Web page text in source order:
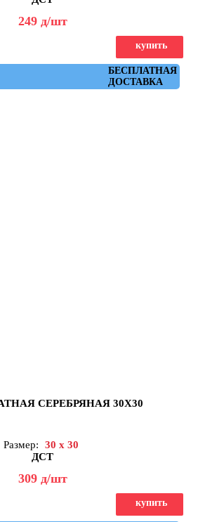
249 д/шт
БЕСПЛАТНАЯ
ДОСТАВКА
купить
СЕРЕБРЯНАЯ 30Х30
Размер:
30 x 30
ДСТ
309 д/шт
купить